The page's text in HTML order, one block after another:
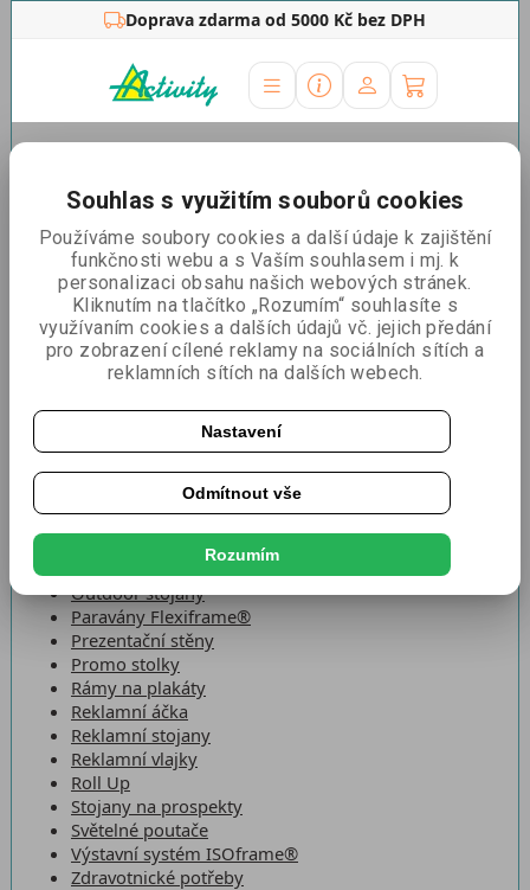
Doprava zdarma od 5000 Kč bez DPH
Řadit podle: Nejlevnější Nejdražší Nejprodávanější
Kategorie neobsahuje žádné výrobky.
MEGA VÝPRODEJ
BLACK line
WOOD line
Banner stojany
Digitální poutače
Informační vitríny
Lišty na plakáty
Mobilní podlahy
Mobilní zábrany
Orientační značení
Outdoor stojany
Paravány Flexiframe®
Prezentační stěny
Promo stolky
Rámy na plakáty
Reklamní áčka
Reklamní stojany
Reklamní vlajky
Roll Up
Stojany na prospekty
Světelné poutače
Výstavní systém ISOframe®
Zdravotnické potřeby
Souhlas s využitím souborů cookies
Používáme soubory cookies a další údaje k zajištění
funkčnosti webu a s Vaším souhlasem i mj. k
personalizaci obsahu našich webových stránek.
Kliknutím na tlačítko „Rozumím“ souhlasíte s
využívaním cookies a dalších údajů vč. jejich předání
pro zobrazení cílené reklamy na sociálních sítích a
reklamních sítích na dalších webech.
Nastavení
Odmítnout vše
Rozumím